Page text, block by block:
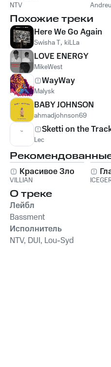
NTV
Похожие треки
Here We Go Again
Swisha T, kiLLa
LOVE ENERGY
MikeWest
WayWay
Malysk
BABY JOHNSON
ahmadjohnson69
Sketti on the
Lec
Красивое Зло
VILLIAN
О треке
Лейбл
Bassment
Исполнитель
NTV, DUI, Lou-Syd